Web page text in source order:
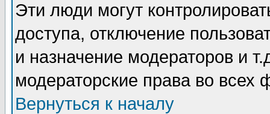
Эти люди могут
доступа, отключение
и назначение модераторов и
модераторские права во всех
Вернуться к началу